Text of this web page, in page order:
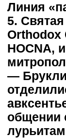
Линия
5.
Orthodox
HOCNA,
—
общении